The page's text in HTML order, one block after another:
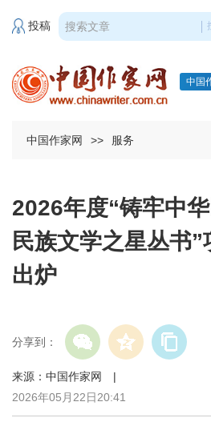
投稿
中国
中国作家网 >> 服务
2026年度“铸牢中
民族文学之星丛书
出炉
分享到：
来源：中国作家网 |
2026年05月22日20:41